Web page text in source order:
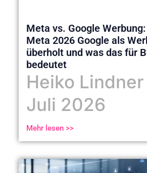
Meta vs. Google
Meta 2026 Google als
überholt und was das für
bedeutet
Heiko Lindner
Juli 2026
Mehr lesen >>